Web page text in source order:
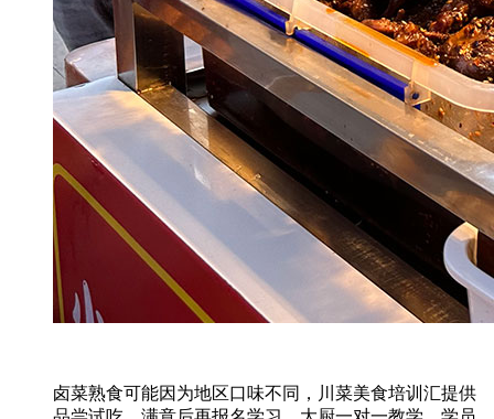
卤菜熟食可能因为地区口味不同，川菜美食培训汇提供